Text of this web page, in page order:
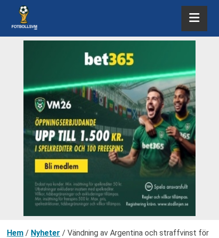
Hem / Nyheter / Vändning av Argentina och straffvinst för